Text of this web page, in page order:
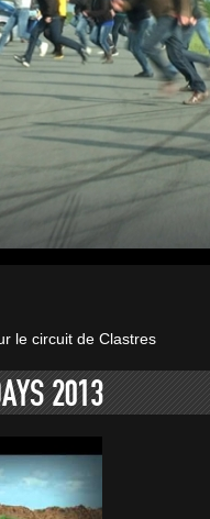
le circuit de Clastres
2013